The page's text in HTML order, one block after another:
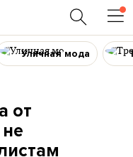
Уличная мода
от